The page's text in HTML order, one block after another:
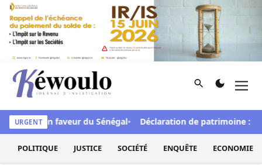
Aller au contenu
Kéwoulo, le premier site d'information et d'investigation
Rechercher
URGENT
FCFA en faveur du Sénégal Déclaration de patrimoine :
POLITIQUE JUSTICE SOCIÉTÉ ENQUÊTE ECONOMIE